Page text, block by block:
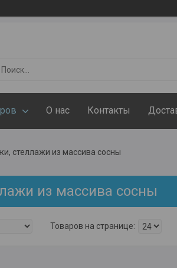
О нас Контакты
стеллажи из массива сосны
из массива сосны